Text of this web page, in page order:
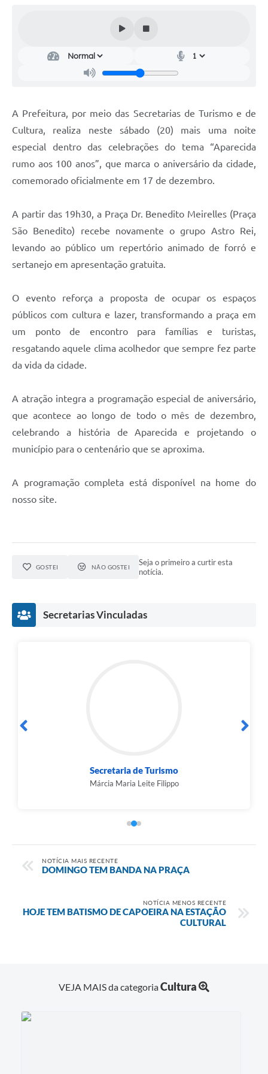
Carta de Serviços
Projetos
Participe mais
Contas Públicas
Jornal
Diário Oficial
Notícias
FAQ
A Prefeitura, por meio das Secretarias de Turismo e de
Cultura, realiza neste sábado (20) mais uma noite
especial dentro das celebrações do tema “Aparecida
rumo aos 100 anos”, que marca o aniversário da cidade,
comemorado oficialmente em 17 de dezembro.
A partir das 19h30, a Praça Dr. Benedito Meirelles (Praça
São Benedito) recebe novamente o grupo Astro Rei,
levando ao público um repertório animado de forró e
sertanejo em apresentação gratuita.
O evento reforça a proposta de ocupar os espaços
públicos com cultura e lazer, transformando a praça em
um ponto de encontro para famílias e turistas,
resgatando aquele clima acolhedor que sempre fez parte
da vida da cidade.
A atração integra a programação especial de aniversário,
que acontece ao longo de todo o mês de dezembro,
celebrando a história de Aparecida e projetando o
município para o centenário que se aproxima.
A programação completa está disponível na home do
nosso site.
GOSTEI NÃO GOSTEI
Seja o primeiro a curtir esta
notícia.
Secretarias Vinculadas
Secretaria de Turismo
Márcia Maria Leite Filippo
NOTÍCIA MAIS RECENTE
DOMINGO TEM BANDA NA PRAÇA
NOTÍCIA MENOS RECENTE
HOJE TEM BATISMO DE CAPOEIRA NA ESTAÇÃO
CULTURAL
VEJA MAIS da categoriaCultura